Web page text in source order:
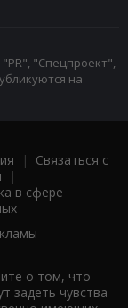
"Спецпроект",
на
| Связаться с
|
в сфере
о том, что
задеть чувства